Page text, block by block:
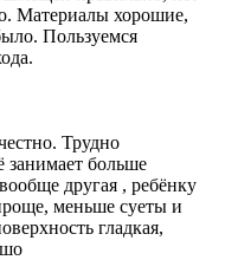
Материалы хорошие,
Пользуемся
Трудно
занимает больше
другая , ребёнку
меньше суеты и
гладкая,